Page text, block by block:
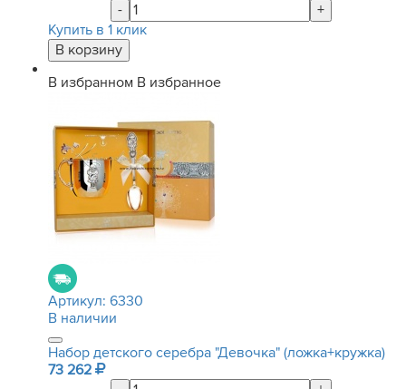
-
+
Купить в 1 клик
В избранном В избранное
Артикул: 6330
В наличии
Набор детского серебра "Девочка" (ложка+кружка)
73 262